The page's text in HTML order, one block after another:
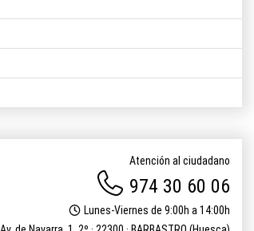
Atención al ciudadano
974 30 60 06
Lunes-Viernes de 9:00h a 14:00h